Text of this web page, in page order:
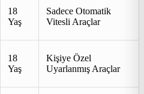
18
Yaş
Sadece Otomatik
Vitesli Araçlar
18
Yaş
Kişiye Özel
Uyarlanmış Araçlar